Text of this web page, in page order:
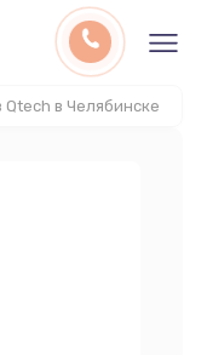
в Челябинске